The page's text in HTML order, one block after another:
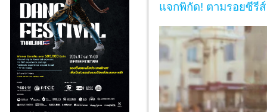
แจกพิกัด! ตามรอยซีรีส์